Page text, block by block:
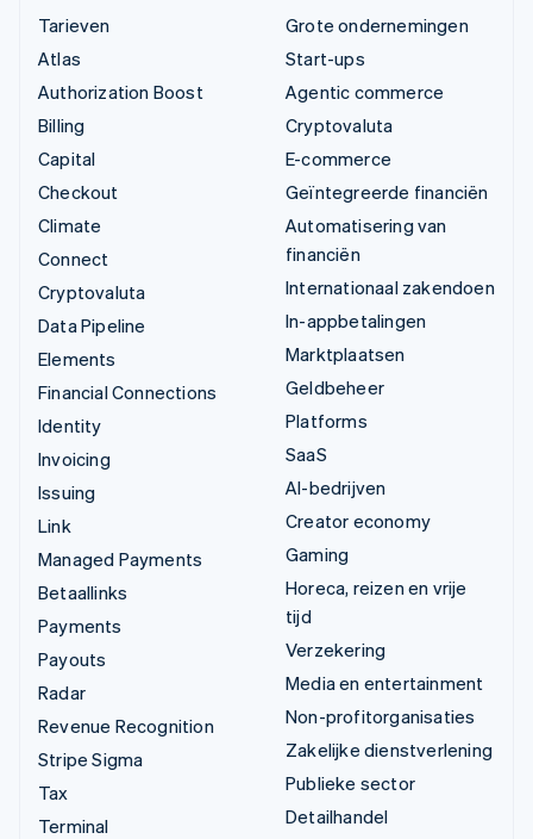
Tarieven
Atlas
Authorization Boost
Billing
Capital
Checkout
Climate
Connect
Cryptovaluta
Data Pipeline
Elements
Financial Connections
Identity
Invoicing
Issuing
Link
Managed Payments
Betaallinks
Payments
Payouts
Radar
Revenue Recognition
Stripe Sigma
Tax
Terminal
Grote ondernemingen
Start-ups
Agentic commerce
Cryptovaluta
E-commerce
Geïntegreerde financiën
Automatisering van
financiën
Internationaal zakendoen
In-appbetalingen
Marktplaatsen
Geldbeheer
Platforms
SaaS
AI-bedrijven
Creator economy
Gaming
Horeca, reizen en vrije
tijd
Verzekering
Media en entertainment
Non-profitorganisaties
Zakelijke dienstverlening
Publieke sector
Detailhandel